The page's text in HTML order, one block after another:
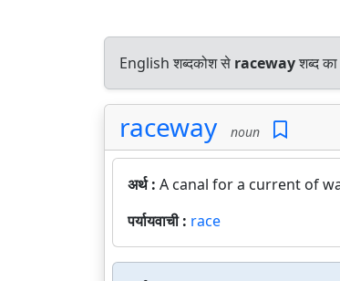
English शब्दकोश से racewayशब्द का
raceway noun
अर्थ : A canal for a current of
पर्यायवाची : race